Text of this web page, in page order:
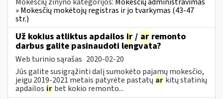
» Mokesčių mokėtojų registras ir jo tvarkymas (43-47
str.)
Už kokius atliktus apdailos ir / ar remonto
darbus galite pasinaudoti lengvata?
Web turinio sąrašas 2020-02-20
Jūs galite susigrąžinti dalį sumokėto pajamų mokesčio,
jeigu 2019-2021 metais patyrėte pastatų ar kitų statinių
apdailos ir bet kokio remonto...